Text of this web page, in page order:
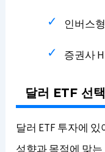
인버스
증권사
달러 ETF 선
달러 ETF 투자에
성향과 목적에 맞